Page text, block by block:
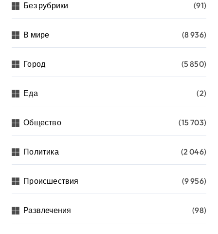
Без рубрики (91)
В мире (8 936)
Город (5 850)
Еда (2)
Общество (15 703)
Политика (2 046)
Происшествия (9 956)
Развлечения (98)